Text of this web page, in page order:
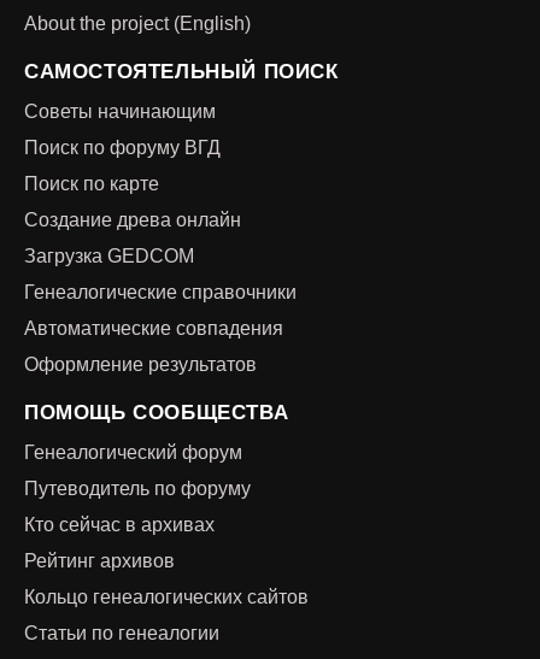
About the project (English)
САМОСТОЯТЕЛЬНЫЙ ПОИСК
Советы начинающим
Поиск по форуму ВГД
Поиск по карте
Создание древа онлайн
Загрузка GEDCOM
Генеалогические справочники
Автоматические совпадения
Оформление результатов
ПОМОЩЬ СООБЩЕСТВА
Генеалогический форум
Путеводитель по форуму
Кто сейчас в архивах
Рейтинг архивов
Кольцо генеалогических сайтов
Статьи по генеалогии